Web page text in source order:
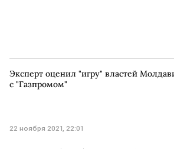
Эксперт оценил "игру" властей
с "Газпромом"
22 ноября 2021, 22:01